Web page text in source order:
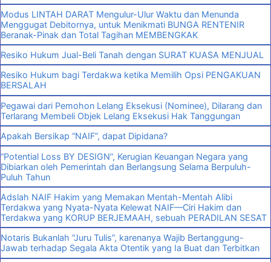
Modus LINTAH DARAT Mengulur-Ulur Waktu dan Menunda
Menggugat Debitornya, untuk Menikmati BUNGA RENTENIR
Beranak-Pinak dan Total Tagihan MEMBENGKAK
Resiko Hukum Jual-Beli Tanah dengan SURAT KUASA MENJUAL
Resiko Hukum bagi Terdakwa ketika Memilih Opsi PENGAKUAN
BERSALAH
Pegawai dari Pemohon Lelang Eksekusi (Nominee), Dilarang dan
Terlarang Membeli Objek Lelang Eksekusi Hak Tanggungan
Apakah Bersikap “NAIF”, dapat Dipidana?
“Potential Loss BY DESIGN”, Kerugian Keuangan Negara yang
Dibiarkan oleh Pemerintah dan Berlangsung Selama Berpuluh-
Puluh Tahun
Adslah NAIF Hakim yang Memakan Mentah-Mentah Alibi
Terdakwa yang Nyata-Nyata Kelewat NAIF—Ciri Hakim dan
Terdakwa yang KORUP BERJEMAAH, sebuah PERADILAN SESAT
Notaris Bukanlah “Juru Tulis”, karenanya Wajib Bertanggung-
Jawab terhadap Segala Akta Otentik yang Ia Buat dan Terbitkan